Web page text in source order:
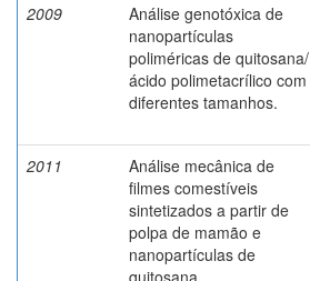
2009
Análise genotóxica de
nanopartículas
poliméricas de quitosana/
ácido polimetacrílico com
diferentes tamanhos.
2011
Análise mecânica de
filmes comestíveis
sintetizados a partir de
polpa de mamão e
nanopartículas de
quitosana.